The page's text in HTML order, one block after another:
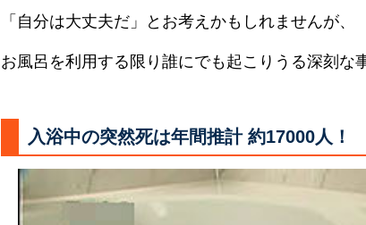
「自分は大丈夫だ」とお考えかもしれませんが、
お風呂を利用する限り誰にでも起こりうる深刻な
入浴中の突然死は年間推計 約17000人！